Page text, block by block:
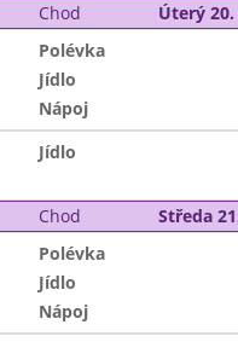
Chod Úterý 20.
Polévka
Jídlo
Nápoj
Jídlo
Chod Středa
Polévka
Jídlo
Nápoj